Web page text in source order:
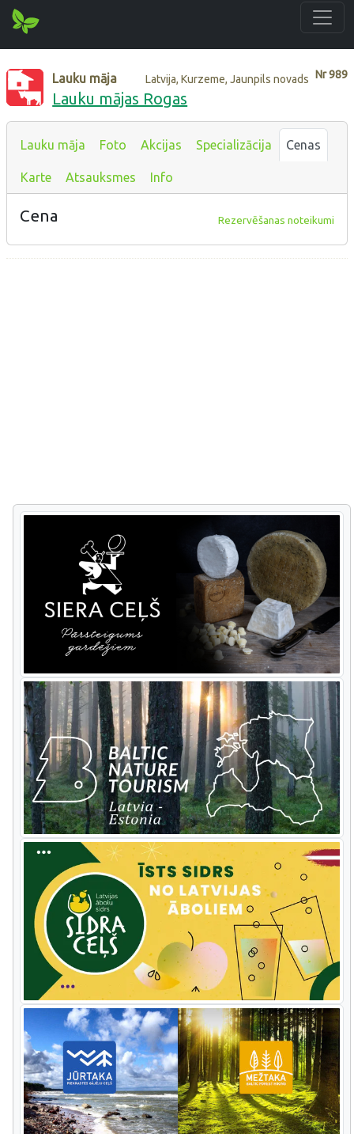
Nr989
Lauku māja Latvija, Kurzeme, Jaunpils novads
Lauku mājas Rogas
Lauku māja Foto Akcijas Specializācija Cenas
Karte Atsauksmes Info
Cena Rezervēšanas noteikumi